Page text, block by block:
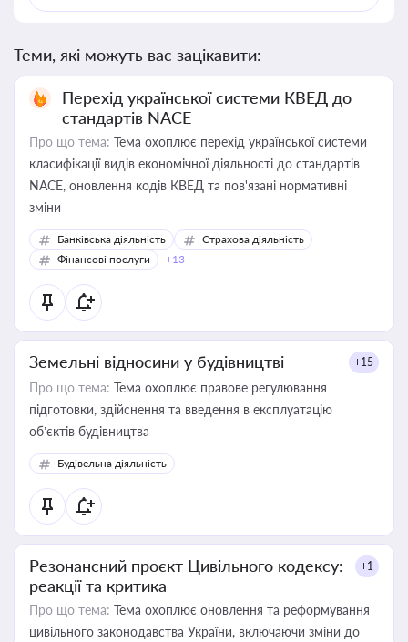
Теми, які можуть вас зацікавити:
Перехід української системи КВЕД до
стандартів NACE
Про що тема: Тема охоплює перехід української системи
класифікації видів економічної діяльності до стандартів
NACE, оновлення кодів КВЕД та пов'язані нормативні
зміни
Банківська діяльність
Страхова діяльність
Фінансові послуги
+13
Земельні відносини у будівництві +15
Про що тема: Тема охоплює правове регулювання
підготовки, здійснення та введення в експлуатацію
об’єктів будівництва
Будівельна діяльність
Резонансний проєкт Цивільного кодексу:
реакції та критика
+1
Про що тема: Тема охоплює оновлення та реформування
цивільного законодавства України, включаючи зміни до